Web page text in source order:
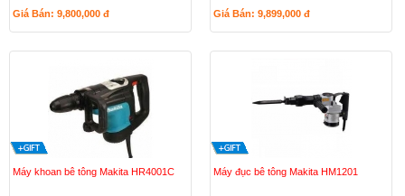
Giá Bán: 9,800,000 đ Giá Bán: 9,899,000 đ
Máy khoan bê tông Makita HR4001C Máy đục bê tông Makita HM1201